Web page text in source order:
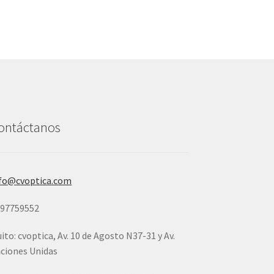
cvoptica, Av. 10 de Agosto N37-31 y Av.
Unidas